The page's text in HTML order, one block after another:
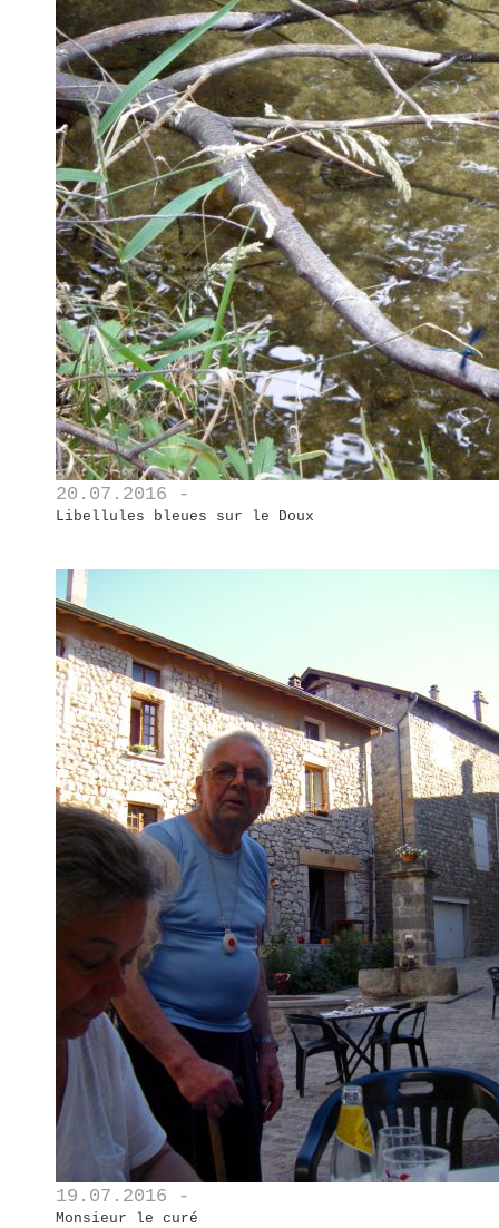
20.07.2016 -
Libellules bleues sur le Doux
19.07.2016 -
Monsieur le curé